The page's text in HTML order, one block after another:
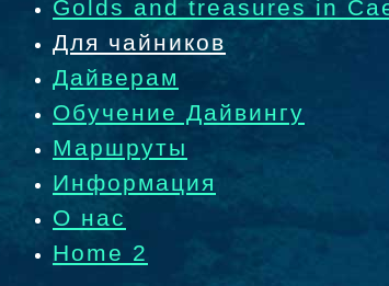
Golds and treasures in
Для чайников
Дайверам
Обучение Дайвингу
Маршруты
Информация
О нас
Home 2